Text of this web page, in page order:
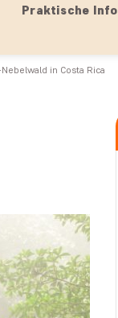
Praktische Info
in Costa Rica